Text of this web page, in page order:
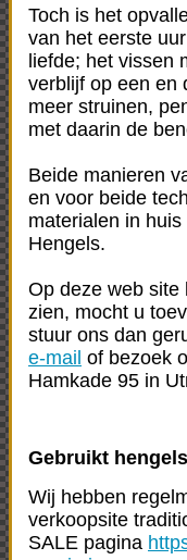
Toch is het
van het eerste
liefde; het vissen
verblijf op een en
meer struinen,
met daarin de
Beide manieren
en voor beide
materialen in
Hengels.
Op deze web site
zien, mocht u
stuur ons dan
e-mail of bezoek
Hamkade 95 in
Gebruikt
Wij hebben
verkoopsite
SALE pagina